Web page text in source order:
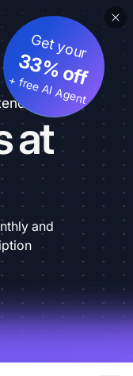
at
Get your
33% off
+ free AI Agent
and